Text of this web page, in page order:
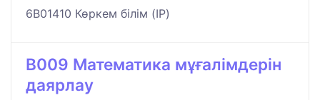
6B01410 Көркем білім (IP)
B009 Математика мұғалімдерін
даярлау